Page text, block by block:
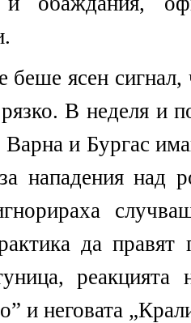
ясен сигнал,
В неделя и
и Бургас
нападения над
да
реакцията
и неговата